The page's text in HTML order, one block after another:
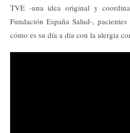
TVE -una idea original y
Fundación España Salud-,
cómo es su día a día con la alergia